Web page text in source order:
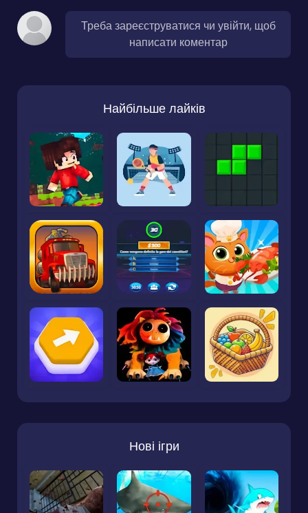
Треба зареєструватися чи увійти, щоб
написати коментар
Найбільше лайків
Нові ігри